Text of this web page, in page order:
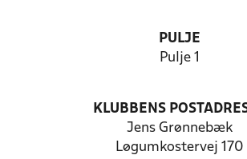
PULJE
Pulje 1
KLUBBENS
Jens Grønnebæk
Løgumkostervej 170